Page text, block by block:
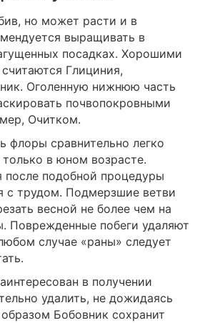
но может расти и в
выращивать в
посадках. Хорошими
Глициния,
Оголенную нижнюю часть
почвопокровными
Очитком.
флоры сравнительно легко
только в юном возрасте.
после подобной процедуры
с трудом. Подмерзшие ветви
весной не более чем на
Поврежденные побеги удаляют
случае «раны» следует
в получении
удалить, не дожидаясь
Бобовник сохранит